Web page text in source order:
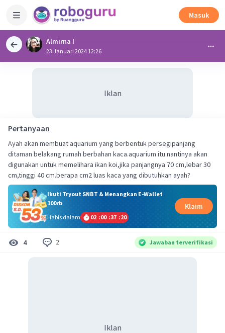
Masuk
Almirna I
23 Januari 2024 12:26
Iklan
Pertanyaan
Ayah akan membuat aquarium yang berbentuk persegipanjang
ditaman belakang rumah berbahan kaca.aquarium itu nantinya akan
digunakan untuk memelihara ikan koi,jika panjangnya 70 cm,lebar 30
Ikuti Tryout SNBT & Menangkan E-Wallet
100rb
Habis dalam
02 :00 :37 :19
Klaim
4 2 Jawaban terverifikasi
Iklan